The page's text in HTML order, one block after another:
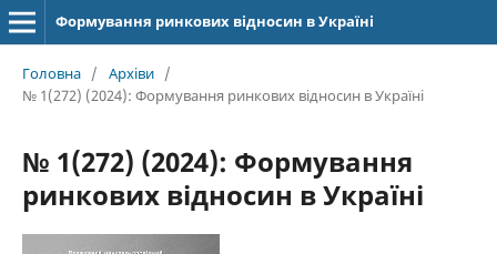
Формування ринкових відносин в Україні
Головна / Архіви /
№ 1(272) (2024): Формування ринкових відносин в Україні
№ 1(272) (2024): Формування
ринкових відносин в Україні